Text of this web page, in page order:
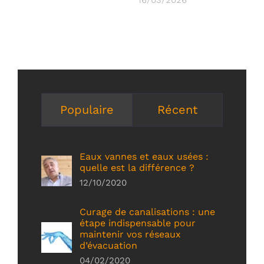
Populaire Récent
Eaux vannes et eaux usées :
quelle est la différence ?
12/10/2020
Curage de canalisations : une
étape indispensable pour
maintenir vos réseaux
d’évacuation
04/02/2020